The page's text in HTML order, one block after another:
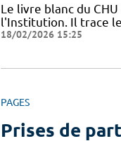
Le livre blanc du
l'Institution. Il trace
18/02/2026 15:25
PAGES
Prises de